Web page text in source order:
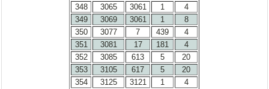
348
3065 3061 1
4
349
3069 3061 1
8
350
3077 7 439
4
351
3081 17 181
4
352
3085 613 5
20
353
3105 617 5
20
354
3125 3121 1
4